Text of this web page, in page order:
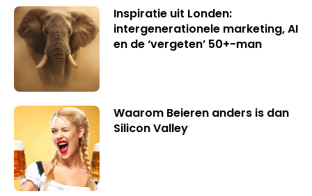
Inspiratie uit Londen:
intergenerationele marketing, AI
en de ‘vergeten’ 50+-man
Waarom Beieren anders is dan
Silicon Valley